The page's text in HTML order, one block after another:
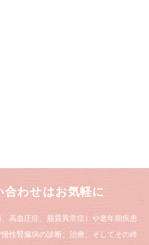
合わせはお気軽に
高血圧症、脂質異常症）や老年期疾患
性腎臓病の診断、治療、そしてその終